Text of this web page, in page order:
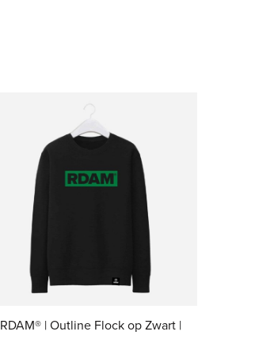
RDAM® | Outline Flock op Zwart |